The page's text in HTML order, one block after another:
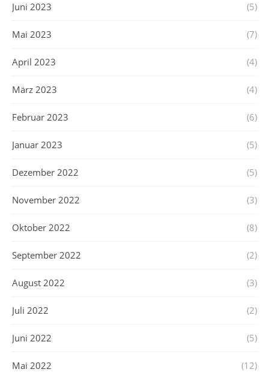
Juni 2023 (5)
Mai 2023 (7)
April 2023 (4)
März 2023 (4)
Februar 2023 (6)
Januar 2023 (5)
Dezember 2022 (5)
November 2022 (3)
Oktober 2022 (8)
September 2022 (2)
August 2022 (3)
Juli 2022 (2)
Juni 2022 (5)
Mai 2022 (12)